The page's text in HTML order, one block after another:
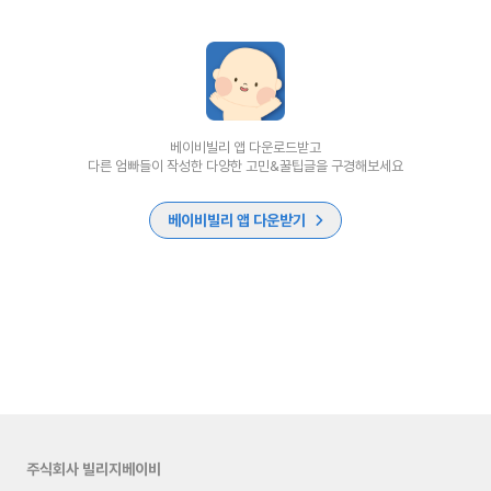
베이비빌리 앱 다운로드받고
다른 엄빠들이 작성한 다양한 고민&꿀팁글을 구경해보세요
베이비빌리 앱 다운받기
주식회사 빌리지베이비